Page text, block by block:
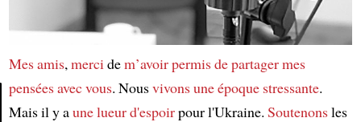
Mes amis,mercidem’avoir permis de partager mes
pensées avec vous. Nousvivonsune époque stressante.
Mais il y aune lueur d'espoirpour l'Ukraine. Soutenonsles